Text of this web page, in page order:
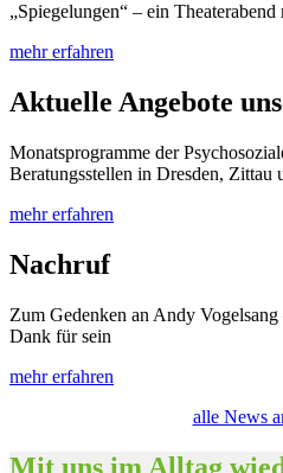
„Spiegelungen“ – ein Theaterabend
mehr erfahren
Aktuelle Angebote
Monatsprogramme der
Beratungsstellen in Dresden, Zittau
mehr erfahren
Nachruf
Zum Gedenken an Andy
Dank für sein
mehr erfahren
alle News